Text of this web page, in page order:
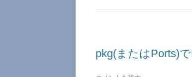
pkg(またはPorts)